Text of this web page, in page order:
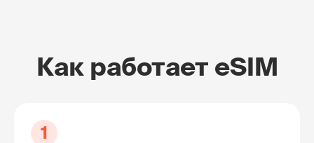
Как работает eSIM
1